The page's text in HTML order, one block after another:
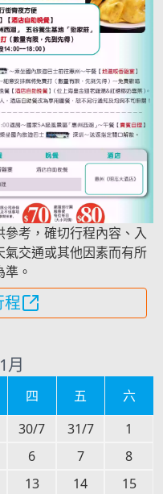
參考，確切行程內容、入
交通或其他因素而有所
。
程
1月
四 五
六
30/7 31/7
1
6 7
8
13 14
15